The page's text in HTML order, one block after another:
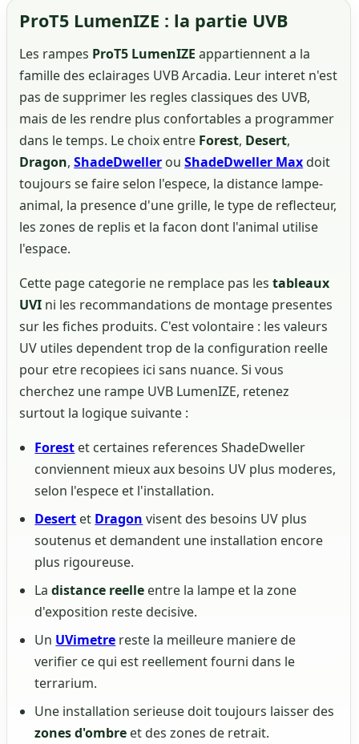
ProT5 LumenIZE : la partie UVB
Les rampes ProT5 LumenIZE appartiennent a la
famille des eclairages UVB Arcadia. Leur interet n'est
pas de supprimer les regles classiques des UVB,
mais de les rendre plus confortables a programmer
dans le temps. Le choix entre Forest, Desert,
Dragon,ShadeDweller ouShadeDweller Maxdoit
toujours se faire selon l'espece, la distance lampe-
animal, la presence d'une grille, le type de reflecteur,
les zones de replis et la facon dont l'animal utilise
l'espace.
Cette page categorie ne remplace pas lestableaux
UVI ni les recommandations de montage presentes
sur les fiches produits. C'est volontaire : les valeurs
UV utiles dependent trop de la configuration reelle
pour etre recopiees ici sans nuance. Si vous
cherchez une rampe UVB LumenIZE, retenez
surtout la logique suivante :
Forest et certaines references ShadeDweller
conviennent mieux aux besoins UV plus moderes,
selon l'espece et l'installation.
Desert et Dragon visent des besoins UV plus
soutenus et demandent une installation encore
plus rigoureuse.
Ladistance reelle entre la lampe et la zone
d'exposition reste decisive.
Un UVimetre reste la meilleure maniere de
verifier ce qui est reellement fourni dans le
terrarium.
Une installation serieuse doit toujours laisser des
zones d'ombre et des zones de retrait.